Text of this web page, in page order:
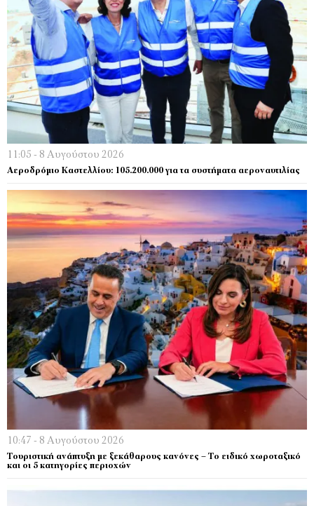
11:05 - 8 Αυγούστου 2026
Αεροδρόμιο Καστελλίου: 105.200.000 για τα συστήματα αεροναυτιλίας
10:47 - 8 Αυγούστου 2026
Τουριστική ανάπτυξη με ξεκάθαρους κανόνες – Το ειδικό χωροταξικό
και οι 5 κατηγορίες περιοχών